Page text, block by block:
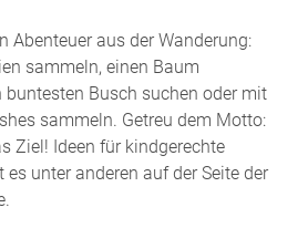
Abenteuer aus der Wanderung:
sammeln, einen Baum
buntesten Busch suchen oder mit
sammeln. Getreu dem Motto:
Ziel! Ideen für kindgerechte
es unter anderen auf der Seite der